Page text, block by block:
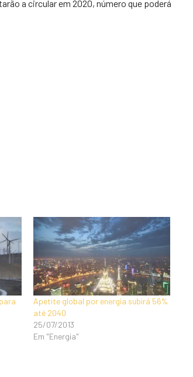
a circular em 2020, número que poderá
Apetite global por energia subirá 56%
até 2040
25/07/2013
Em "Energia"